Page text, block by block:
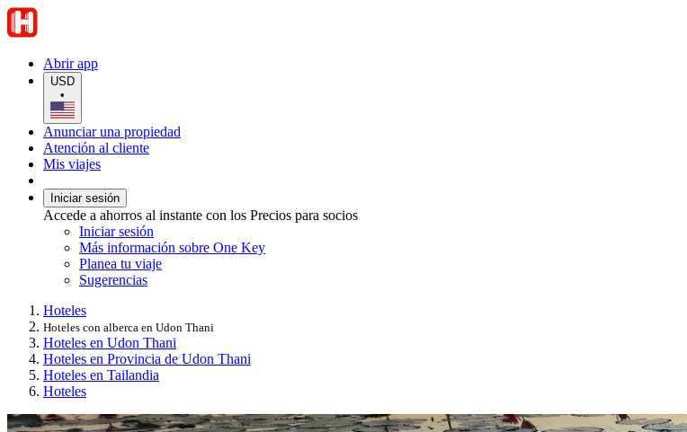
Abrir app
USD
•
Anunciar una propiedad
Atención al cliente
Mis viajes
Iniciar sesión
Accede a ahorros al instante con los Precios para socios
Iniciar sesión
Más información sobre One Key
Planea tu viaje
Sugerencias
Hoteles
Hoteles con alberca en Udon Thani
Hoteles en Udon Thani
Hoteles en Provincia de Udon Thani
Hoteles en Tailandia
Hoteles